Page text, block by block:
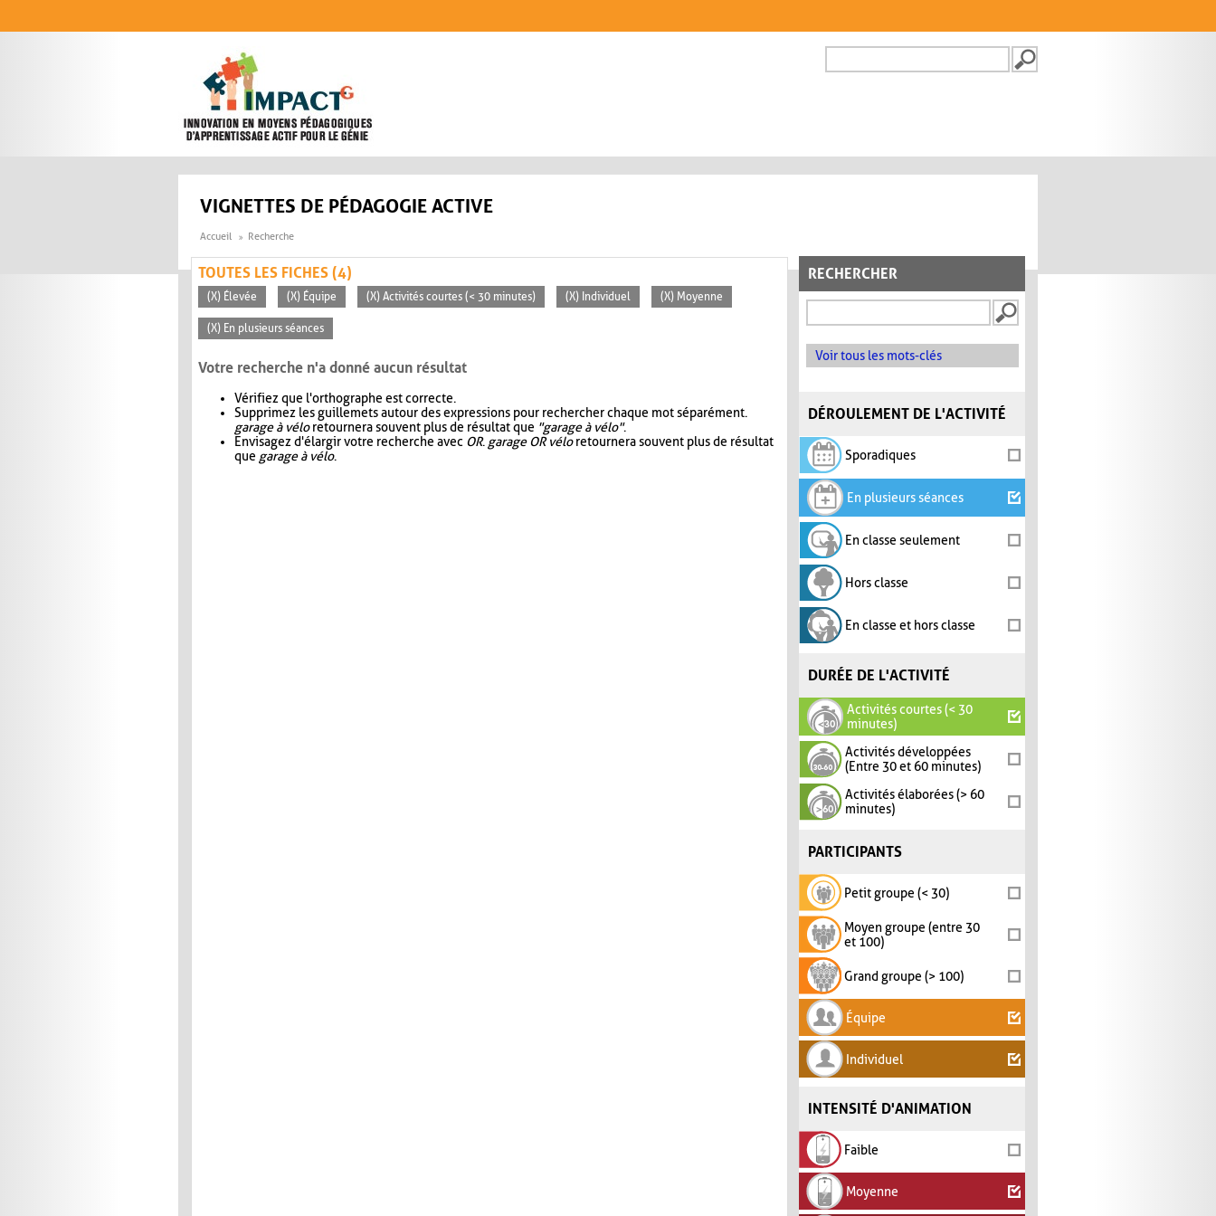
FORMULAIRE DE
VIGNETTES DE PÉDAGOGIE ACTIVE
Accueil Recherche
RECHERCHER
Voir tous les mots-clés
DÉROULEMENT DE L'ACTIVITÉ
Sporadiques
En plusieurs séances
En classe seulement
Hors classe
En classe et hors classe
DURÉE DE L'ACTIVITÉ
Activités courtes (< 30
minutes)
Activités développées
(Entre 30 et 60 minutes)
Activités élaborées (> 60
minutes)
PARTICIPANTS
Petit groupe (< 30)
Moyen groupe (entre 30
et 100)
Grand groupe (> 100)
Équipe
Individuel
INTENSITÉ D'ANIMATION
Faible
Moyenne
TOUTES LES FICHES (4)
(X) Élevée (X) Équipe (X) Activités courtes (< 30 minutes) (X) Individuel (X) Moyenne
(X) En plusieurs séances
Votre recherche n'a donné aucun résultat
Vérifiez que l'orthographe est correcte.
Supprimez les guillemets autour des expressions pour rechercher chaque mot séparément.
garage à véloretournera souvent plus de résultat que "garage à vélo".
Envisagez d'élargir votre recherche avec OR. garage OR véloretournera souvent plus de résultat
que garage à vélo.